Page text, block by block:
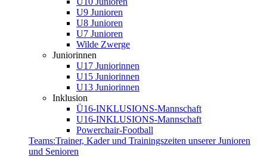
U9 Junioren
U8 Junioren
U7 Junioren
Wilde Zwerge
Juniorinnen
U17 Juniorinnen
U15 Juniorinnen
U13 Juniorinnen
Inklusion
Ü16-INKLUSIONS-Mannschaft
U16-INKLUSIONS-Mannschaft
Powerchair-Football
Teams:Trainer, Kader und Trainingszeiten unserer Junioren
und Senioren